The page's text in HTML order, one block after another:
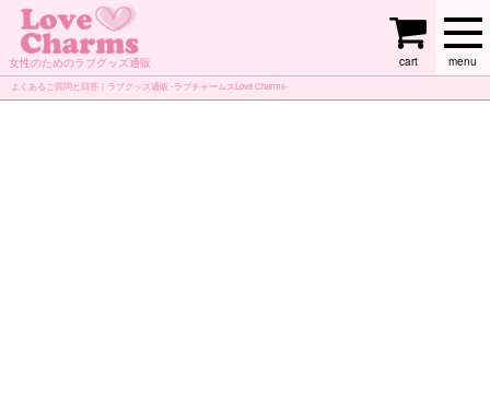
女性のためのラブグッズ通販 menu
cart
よくあるご質問と回答｜ラブグッズ通販 -ラブチャームスLove Charms-